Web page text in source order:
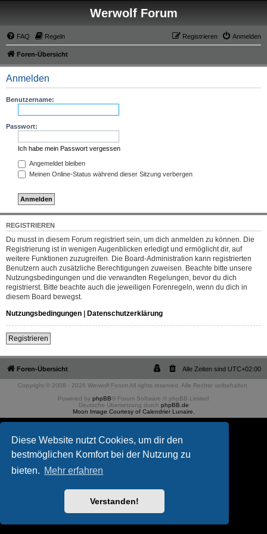
Diese Website nutzt Cookies, um dir den
bestmöglichen Komfort bei der Nutzung zu
bieten. Mehr erfahren
Verstanden!
Werwolf Forum
FAQ Regeln Anmelden
Registrieren
Foren-Übersicht
Anmelden
Benutzername:
Passwort:
Ich habe mein Passwort vergessen
Angemeldet bleiben
Meinen Online-Status während dieser Sitzung verbergen
REGISTRIEREN
Du musst in diesem Forum registriert sein, um dich anmelden zu können. Die
Registrierung ist in wenigen Augenblicken erledigt und ermöglicht dir, auf
weitere Funktionen zuzugreifen. Die Board-Administration kann registrierten
Benutzern auch zusätzliche Berechtigungen zuweisen. Beachte bitte unsere
Nutzungsbedingungen und die verwandten Regelungen, bevor du dich
registrierst. Bitte beachte auch die jeweiligen Forenregeln, wenn du dich in
diesem Board bewegst.
Nutzungsbedingungen | Datenschutzerklärung
Registrieren
Foren-Übersicht Alle Zeiten sind UTC+02:00
Copyright © 2008 - 2026 Werwolf Forum All rights reserved. Alle Rechte vorbehalten.
Powered by phpBB ® Forum Software © phpBB Limited
Deutsche Übersetzung durch phpBB.de
Moon Image Courtesy of Calendrier Lunaire.